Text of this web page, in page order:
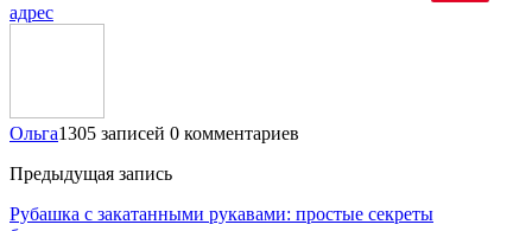
адрес
Ольга1305 записей 0 комментариев
Предыдущая запись
Рубашка с закатанными рукавами: простые секреты